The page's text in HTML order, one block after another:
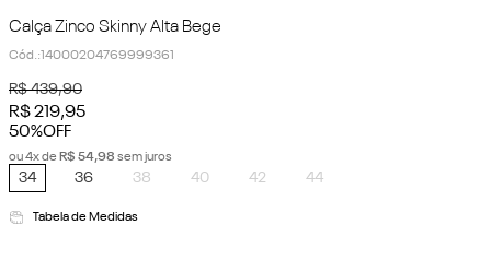
Calça Zinco Skinny Alta Bege
Cód.:14000204769999361
R$ 439,90
R$219,95
50%OFF
ou4x de R$ 54,98 sem juros
34 36 38 40 42 44
Tabela de Medidas